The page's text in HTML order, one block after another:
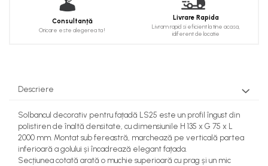
Panouri pentru tavan
Consultanță
Oricare este alegerea ta !
Livrare Rapida
Livram rapid si eficient la tine acasa,
idiferent de locatie
Descriere
Solbancul decorativ pentru fațadă LS25 este un profil îngust din
polistiren de înaltă densitate, cu dimensiunile H 135 x G 75 x L
2000 mm. Montat sub fereastră, marchează pe verticală partea
inferioară a golului și încadrează elegant fațada.
Secțiunea cotată arată o muchie superioară cu prag și un mic